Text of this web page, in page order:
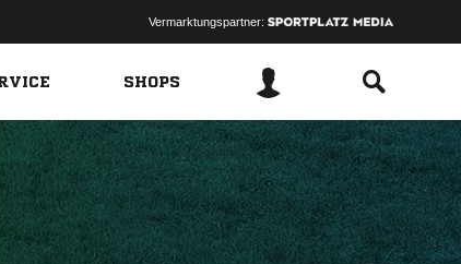
Vermarktungspartner:
SHOPS